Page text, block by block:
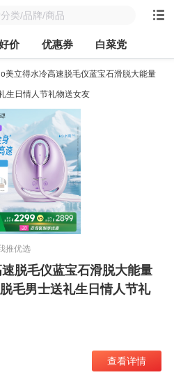
价 优惠券 白菜党
美立得水冷高速脱毛仪蓝宝石滑脱大能量
生日情人节礼物送女友
推优选
脱毛仪蓝宝石滑脱大能量
毛男士送礼生日情人节礼
查看详情